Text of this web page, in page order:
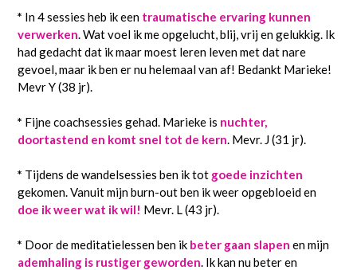
* In 4 sessies heb ik een traumatische ervaring kunnen
verwerken. Wat voel ik me opgelucht, blij, vrij en gelukkig. Ik
had gedacht dat ik maar moest leren leven met dat nare
gevoel, maar ik ben er nu helemaal van af! Bedankt Marieke!
Mevr Y (38 jr).
* Fijne coachsessies gehad. Marieke is nuchter,
doortastend en komt snel tot de kern. Mevr. J (31 jr).
* Tijdens de wandelsessies ben ik tot goede inzichten
gekomen. Vanuit mijn burn-out ben ik weer opgebloeid en
doe ik weer wat ik wil! Mevr. L (43 jr).
* Door de meditatielessen ben ik beter gaan slapen en mijn
ademhaling is rustiger geworden. Ik kan nu beter en